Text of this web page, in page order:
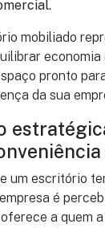
mobiliado
economia
pronto
da sua
um escritório
é
a quem